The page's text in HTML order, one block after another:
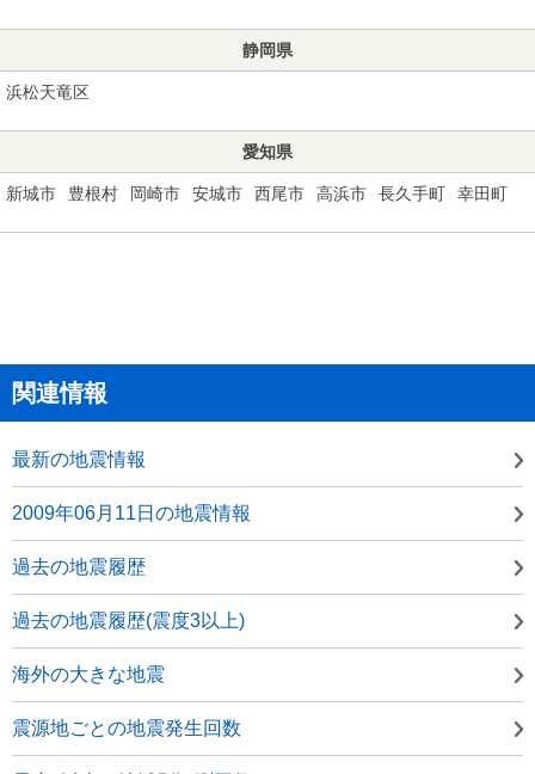
静岡県
浜松天竜区
愛知県
新城市 豊根村 岡崎市 安城市 西尾市 高浜市 長久手町 幸田町
関連情報
最新の地震情報
2009年06月11日の地震情報
過去の地震履歴
過去の地震履歴(震度3以上)
海外の大きな地震
震源地ごとの地震発生回数